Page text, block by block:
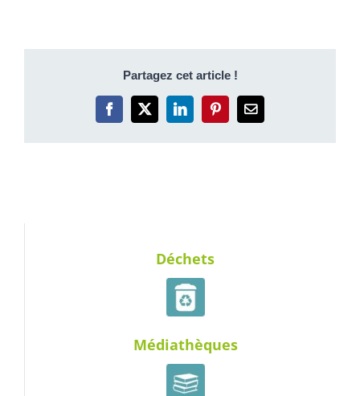
Partagez cet article !
Facebook
X LinkedInPinterestEmail
Déchets
Médiathèques